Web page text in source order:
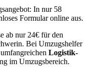
In nur 58
Formular online aus.
ab nur 24€ für den
Bei Umzugshelfer
Logistik-
im Umzugsbereich.